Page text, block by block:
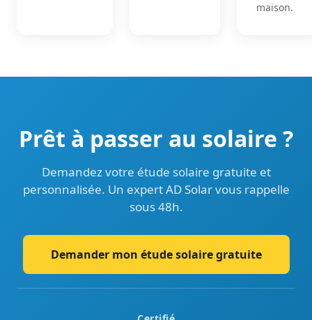
maison.
Prêt à passer au solaire ?
Demandez votre étude solaire gratuite et
personnalisée. Un expert AD Solar vous rappelle
sous 48h.
Demander mon étude solaire gratuite